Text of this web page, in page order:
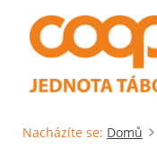
Nacházíte se: Domů